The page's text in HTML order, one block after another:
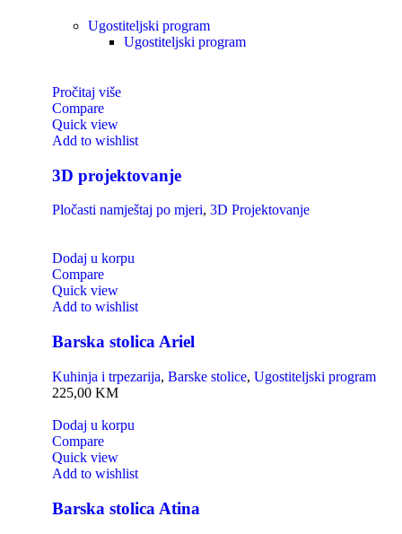
Ugostiteljski program
Ugostiteljski program
Pročitaj više
Compare
Quick view
Add to wishlist
3D projektovanje
Pločasti namještaj po mjeri, 3D Projektovanje
Dodaj u korpu
Compare
Quick view
Add to wishlist
Barska stolica Ariel
Kuhinja i trpezarija, Barske stolice, Ugostiteljski program
225,00 KM
Dodaj u korpu
Compare
Quick view
Add to wishlist
Barska stolica Atina